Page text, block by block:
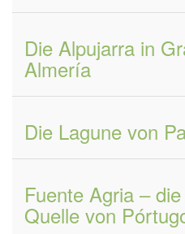
Die Alpujarra in
Almería
Die Lagune von
Fuente Agria –
Quelle von